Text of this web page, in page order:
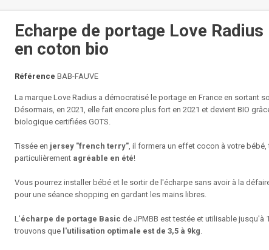
Echarpe de portage Love Radius
en coton bio
Référence BAB-FAUVE
La marque Love Radius a démocratisé le portage en France en sortant
Désormais, en 2021, elle fait encore plus fort en 2021 et devient BIO
biologique certifiées GOTS.
Tissée en jersey "french terry", il formera un effet cocon à votre bébé,
particulièrement agréable en été!
Vous pourrez installer bébé et le sortir de l'écharpe sans avoir à la
pour une séance shopping en gardant les mains libres.
L'écharpe de portage Basic de JPMBB est testée et utilisable
trouvons que l'utilisation optimale est de 3,5 à 9kg.